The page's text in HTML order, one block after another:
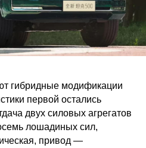
гибридные модификации
первой остались
двух силовых агрегатов
лошадиных сил,
привод —